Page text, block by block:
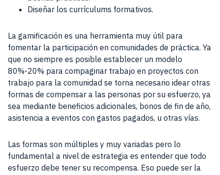
Diseñar los currículums formativos.
La gamificación es una herramienta muy útil para
fomentar la participación en comunidades de práctica. Ya
que no siempre es posible establecer un modelo
80%-20% para compaginar trabajo en proyectos con
trabajo para la comunidad se torna necesario idear otras
formas de compensar a las personas por su esfuerzo, ya
sea mediante beneficios adicionales, bonos de fin de año,
asistencia a eventos con gastos pagados, u otras vías.
Las formas son múltiples y muy variadas pero lo
fundamental a nivel de estrategia es entender que todo
esfuerzo debe tener su recompensa. Eso puede ser la